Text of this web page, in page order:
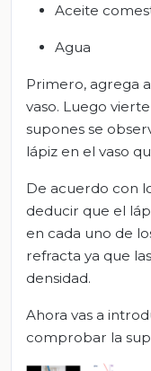
Aceite
Agua
Primero, agrega
vaso. Luego
supones se
lápiz en el vaso
De acuerdo con
deducir que el
en cada uno de
refracta ya que
densidad.
Ahora vas a
comprobar la